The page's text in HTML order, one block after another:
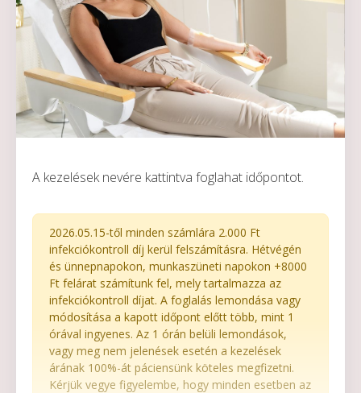
A kezelések nevére kattintva foglahat időpontot.
2026.05.15-től minden számlára 2.000 Ft
infekciókontroll díj kerül felszámításra. Hétvégén
és ünnepnapokon, munkaszüneti napokon +8000
Ft felárat számítunk fel, mely tartalmazza az
infekciókontroll díjat. A foglalás lemondása vagy
módosítása a kapott időpont előtt több, mint 1
órával ingyenes. Az 1 órán belüli lemondások,
vagy meg nem jelenések esetén a kezelések
árának 100%-át páciensünk köteles megfizetni.
Kérjük vegye figyelembe, hogy minden esetben az